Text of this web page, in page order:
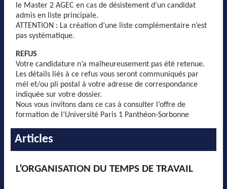
le Master 2 AGEC en cas de désistement d’un candidat
admis en liste principale.
ATTENTION : La création d’une liste complémentaire n’est
pas systématique.
REFUS
Votre candidature n’a malheureusement pas été retenue.
Les détails liés à ce refus vous seront communiqués par
mél et/ou pli postal à votre adresse de correspondance
indiquée sur votre dossier.
Nous vous invitons dans ce cas à consulter l’offre de
formation de l’Université Paris 1 Panthéon-Sorbonne
Articles
L’ORGANISATION DU TEMPS DE TRAVAIL